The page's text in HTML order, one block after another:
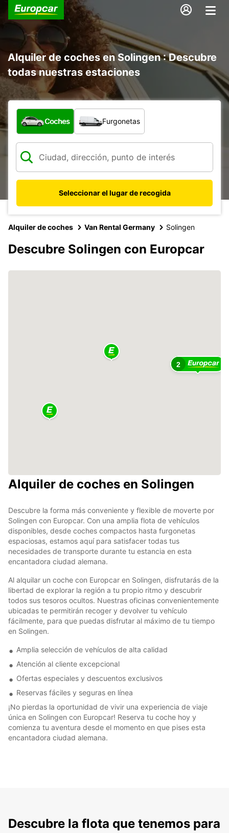
Alquiler de coches en Solingen : Descubre
todas nuestras estaciones
¿Qué tipo de vehículo?
Coches Furgonetas
Seleccionar el lugar de recogida
Alquiler de coches Van Rental Germany Solingen
Descubre Solingen con Europcar
2
Alquiler de coches en Solingen
Descubre la forma más conveniente y flexible de moverte por
Solingen con Europcar. Con una amplia flota de vehículos
disponibles, desde coches compactos hasta furgonetas
espaciosas, estamos aquí para satisfacer todas tus
necesidades de transporte durante tu estancia en esta
encantadora ciudad alemana.
Al alquilar un coche con Europcar en Solingen, disfrutarás de la
libertad de explorar la región a tu propio ritmo y descubrir
todos sus tesoros ocultos. Nuestras oficinas convenientemente
ubicadas te permitirán recoger y devolver tu vehículo
fácilmente, para que puedas disfrutar al máximo de tu tiempo
en Solingen.
Amplia selección de vehículos de alta calidad
Atención al cliente excepcional
Ofertas especiales y descuentos exclusivos
Reservas fáciles y seguras en línea
¡No pierdas la oportunidad de vivir una experiencia de viaje
única en Solingen con Europcar! Reserva tu coche hoy y
comienza tu aventura desde el momento en que pises esta
encantadora ciudad alemana.
Descubre la flota que tenemos para